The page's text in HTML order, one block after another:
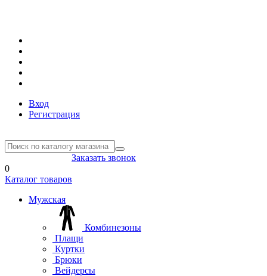
Вход
Регистрация
Заказать звонок
0
Каталог товаров
Мужская
Комбинезоны
Плащи
Куртки
Брюки
Вейдерсы